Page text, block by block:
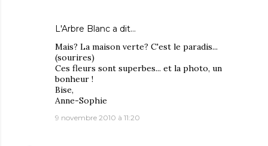
L'Arbre Blanc a dit…
Mais? La maison verte? C'est le paradis...
(sourires)
Ces fleurs sont superbes... et la photo, un
bonheur !
Bise,
Anne-Sophie
9 novembre 2010 à 11:20